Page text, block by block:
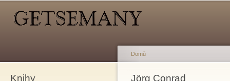
Knihy Jste zde
Domů
Jörg Conrad